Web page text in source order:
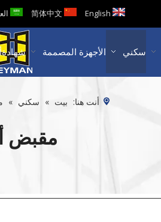
English
简体中文
سكني الأجهزة المصممة شهادة
أنت هنا: بيت » سكني »
مقبض